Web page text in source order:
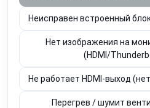
Неисправен встроенный
Нет изображения на
(HDMI/
Не работает HDMI-выход
Перегрев / шумит